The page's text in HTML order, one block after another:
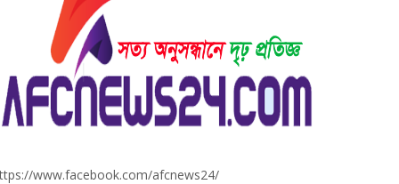
www.facebook.com/afcnews24/